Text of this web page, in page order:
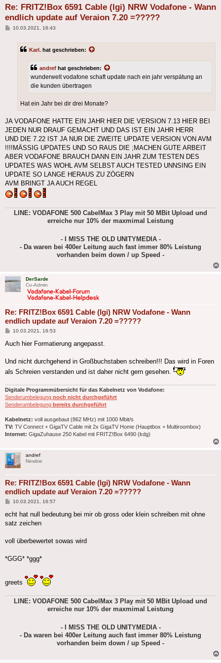
Re: FRITZ!Box 6591 Cable (lgi) NRW Vodafone - Wann
endlich update auf Veraion 7.20 =?????
Beitrag
10.03.2021, 16:43
Karl. hat geschrieben:
andref hat geschrieben:
wunderwelt vodafone schaft update nach ein jahr verspätung an
die kunden übertragen
Hat ein Jahr bei dir drei Monate?
JA VODAFONE HATTE EIN JAHR HIER DIE VERSION 7.13 HIER BEI
JEDEN NUR DRAUF GEMACHT UND DAS IST EIN JAHR HERR
UND DIE 7.22 IST JA NUR DIE ZWEITE UPDATE VERSION VON AVM
!!!!MÄSSIG UPDATES UND SO RAUS DIE ;MACHEN GUTE ARBEIT
ABER VODAFONE BRAUCH DANN EIN JAHR ZUM TESTEN DES
UPDATES WAS WOHL AVM SELBST AUCH TESTED UNNSING EIN
UPDATE SO LANGE HERAUS ZU ZÖGERN
AVM BRINGT JA AUCH REGEL
LINE: VODAFONE 500 CabelMax 3 Play mit 50 MBit Upload und
erreiche nur 10% der maxmimal Leistung
- I MISS THE OLD UNITYMEDIA -
- Da waren bei 400er Leitung auch fast immer 80% Leistung
vorhanden beim down / up Speed -
DerSarde
Co-Admin
Re: FRITZ!Box 6591 Cable (lgi) NRW Vodafone - Wann
endlich update auf Veraion 7.20 =?????
Beitrag
10.03.2021, 16:53
Auch hier Formatierung angepasst.
Und nicht durchgehend in Großbuchstaben schreiben!!! Das wird in Foren
als Schreien verstanden und ist daher nicht gern gesehen.
Digitale Programmübersicht für das Kabelnetz von Vodafone:
Senderumbelegung noch nicht durchgeführt
Senderumbelegung bereits durchgeführt
Kabelnetz: voll ausgebaut (862 MHz) mit 1000 Mbit/s
TV: TV Connect + GigaTV Cable mit 2x GigaTV Home (Hauptbox + Multiroombox)
Internet: GigaZuhause 250 Kabel mit FRITZ!Box 6490 (kdg)
andref
Newbie
Re: FRITZ!Box 6591 Cable (lgi) NRW Vodafone - Wann
endlich update auf Veraion 7.20 =?????
Beitrag
10.03.2021, 16:57
echt hat null bedeutung bei mir ob gross oder klein schreiben mit ohne
satz zeichen
voll überbewertet sowas wird
*GGG* *ggg*
greets
LINE: VODAFONE 500 CabelMax 3 Play mit 50 MBit Upload und
erreiche nur 10% der maxmimal Leistung
- I MISS THE OLD UNITYMEDIA -
- Da waren bei 400er Leitung auch fast immer 80% Leistung
vorhanden beim down / up Speed -